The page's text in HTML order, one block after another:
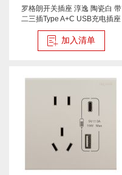
罗格朗开关插座 淳逸 陶瓷白 带
二三插Type A+C USB充电插座
五孔Type A+C USB插座 15W
加入清单